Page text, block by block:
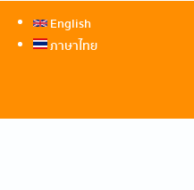
English
ภาษาไทย